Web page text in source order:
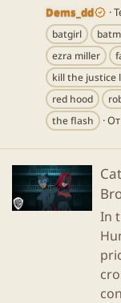
Dems_dd
batgirl
ezra miller
kill the justice
red hood
the flash
In